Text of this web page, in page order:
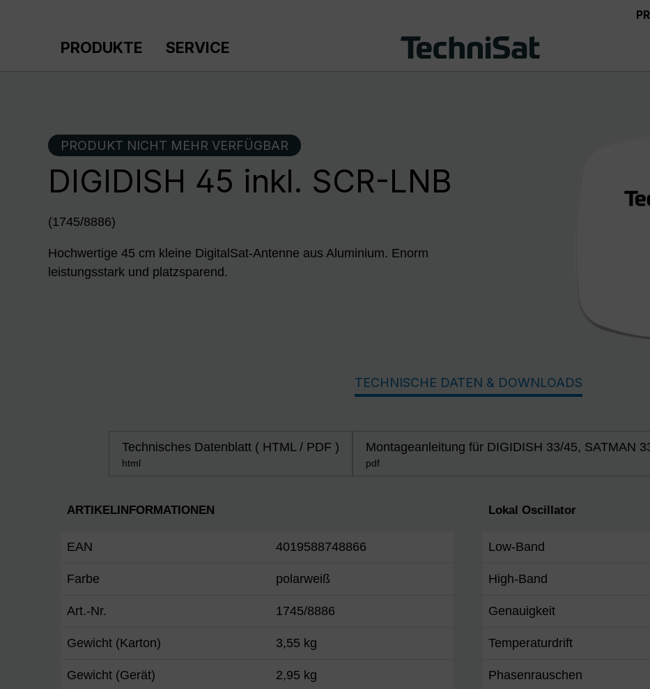
PRODUKTE SERVICE
PRODUKT NICHT MEHR VERFÜGBAR
DIGIDISH 45 inkl. SCR-LNB
(1745/8886)
Hochwertige 45 cm kleine DigitalSat-Antenne aus Aluminium. Enorm
leistungsstark und platzsparend.
TECHNISCHE DATEN & DOWNLOADS
Technisches Datenblatt ( HTML / PDF )
html
Montageanleitung für DIGIDISH 33/45, SATMAN
pdf
ARTIKELINFORMATIONEN
EAN 4019588748866
Farbe polarweiß
Art.-Nr. 1745/8886
Gewicht (Karton) 3,55 kg
Gewicht (Gerät) 2,95 kg
Lokal Oscillator
Low-Band
High-Band
Genauigkeit
Temperaturdrift
Phasenrauschen